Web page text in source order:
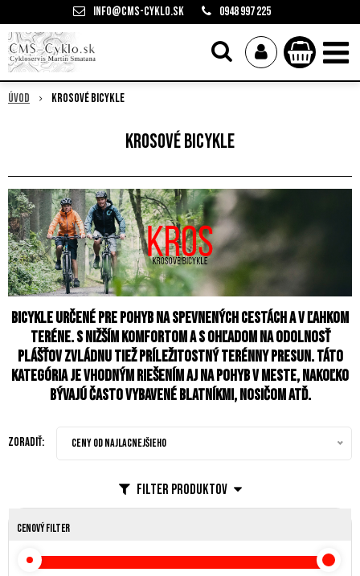
info@cms-cyklo.sk 0948 997 225
Úvod Krosové bicykle
Krosové bicykle
Bicykle určené pre pohyb na spevnených cestách a v ľahkom
teréne. S nižším komfortom a s ohľadom na odolnosť
plášťov zvládnu tiež príležitostný terénny presun. Táto
kategória je vhodným riešením aj na pohyb v meste, nakoľko
bývajú často vybavené blatníkmi, nosičom atď.
Filter produktov
Zoradiť: Ceny od najlacnejšieho
Cenový filter